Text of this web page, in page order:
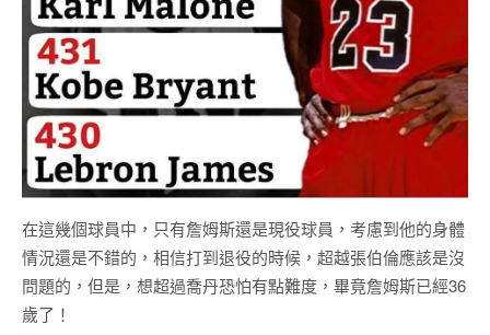
在這幾個球員中，只有詹姆斯還是現役球員，考慮到他的身體
情況還是不錯的，相信打到退役的時候，超越張伯倫應該是沒
問題的，但是，想超過喬丹恐怕有點難度，畢竟詹姆斯已經36
歲了！